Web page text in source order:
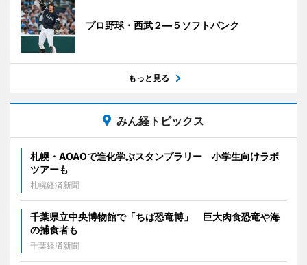
プロ野球・西武２―５ソフトバンク
もっと見る
みん経トピックス
札幌・AOAOで進化学ぶスタンプラリー 小学生向けラボ
ツアーも
札幌経済新聞
千葉県立中央博物館で「ちば恐竜博」 巨大肉食恐竜や海
の捕食者も
千葉経済新聞